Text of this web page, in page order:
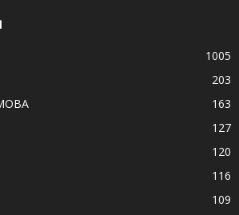
1005
203
163
127
120
116
109